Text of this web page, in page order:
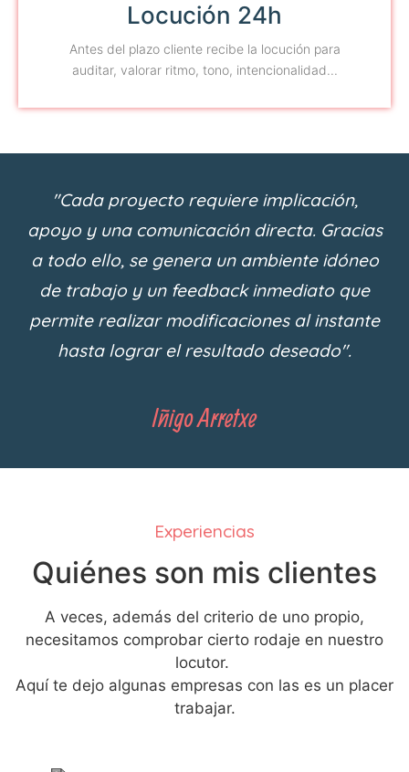
Locución 24h
Antes del plazo cliente recibe la locución para
auditar, valorar ritmo, tono, intencionalidad...
"Cada proyecto requiere implicación,
apoyo y una comunicación directa. Gracias
a todo ello, se genera un ambiente idóneo
de trabajo y un feedback inmediato que
permite realizar modificaciones al instante
hasta lograr el resultado deseado".
Iñigo Arretxe
Experiencias
Quiénes son mis clientes
A veces, además del criterio de uno propio,
necesitamos comprobar cierto rodaje en nuestro
locutor.
Aquí te dejo algunas empresas con las es un placer
trabajar.